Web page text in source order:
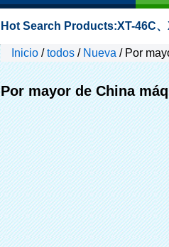
Hot Search Products:XT-46C、
Inicio /todos / Nueva / Por
Por mayor de China